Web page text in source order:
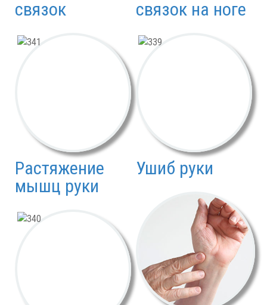
связок
связок на ноге
Растяжение
мышц руки
Ушиб руки